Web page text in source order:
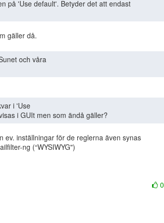
på 'Use default'. Betyder det att endast
i GUIt men som ändå gäller?
ev. inställningar för de reglerna även synas
ng (“WYSIWYG")